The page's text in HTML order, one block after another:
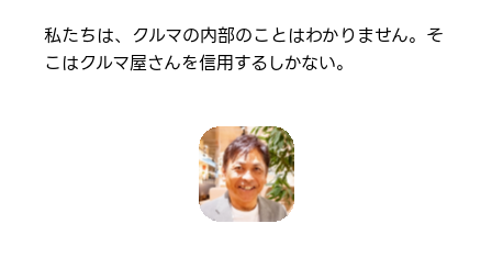
私たちは、クルマの内部のことはわかりません。そ
こはクルマ屋さんを信用するしかない。